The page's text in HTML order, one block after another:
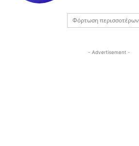
Φόρτωση περισσοτέρων
- Advertisement -